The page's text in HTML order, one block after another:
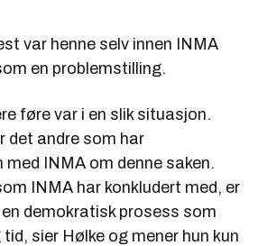
var henne selv innen INMA
en problemstilling.
føre var i en slik situasjon.
det andre som har
INMA om denne saken.
INMA har konkludert med, er
demokratisk prosess som
sier Hølke og mener hun kun